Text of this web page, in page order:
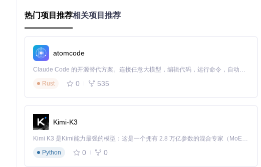
图1：MCP效率工具资源管理界面，展示了资源浏览、订阅和搜索功能，帮
场景化应用：从开发到部署的全流程提效
快速环境搭建：3步完成MCP服务器配置
克隆项目仓库：
git clone
安装依赖并启动应用：
cd
在工具界面中配置服务器连接参数，建立与MCP服务器的连接。
高级调试技巧：让问题无所遁形
热门项目推荐相关项目推荐
atomcode
Claude Code 的开源替代方案。连接任意大模型，编辑代码，运行命令，自动验证 — 全自动执行。用 Rust 构建，极致性能。 ｜ An open-source alternative to Claude Code. Connect any LLM, edit code, run commands, and verify changes — autonomously. Built in Rust for speed. Get Started
Rust
0 535
Kimi-K3
Kimi K3 是Kimi能力最强的模型：这是一个拥有 2.8 万亿参数的混合专家（MoE）模型，具备原生视觉理解能力，并支持 100 万 token 的上下文窗口。
Python
0 0